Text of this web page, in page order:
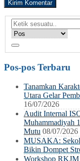
Pos-pos Terbaru
Tanamkan
Utara Gelar
16/07/2026
Audit Internal
Muhammadiyah
Mutu 08/07/2026
MUSAKA:
Bikin Dompet
Workshop